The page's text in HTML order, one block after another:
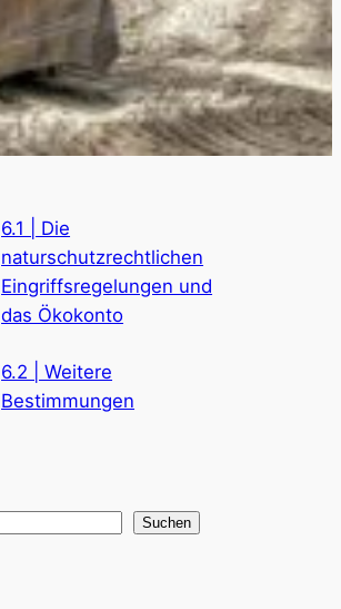
6.1 | Die
naturschutzrechtlichen
Eingriffsregelungen und
das Ökokonto
6.2 | Weitere
Bestimmungen
Suchen